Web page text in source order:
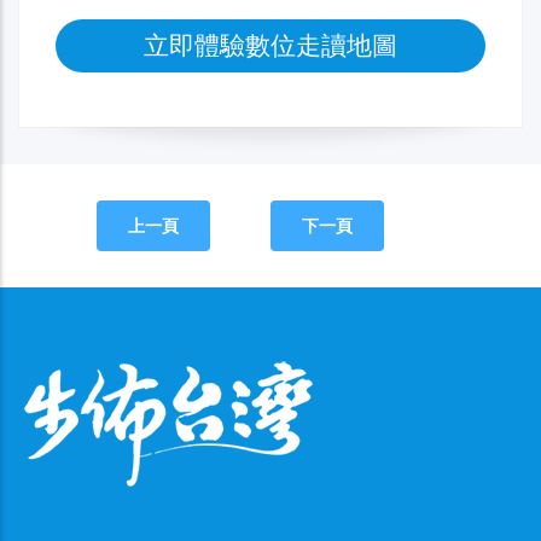
立即體驗數位走讀地圖
上一頁 下一頁